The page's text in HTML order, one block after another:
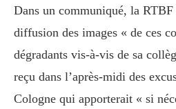
Dans un communiqué, la
diffusion des images « de ces
dégradants vis-à-vis de sa
reçu dans l’après-midi des
Cologne qui apporterait « si